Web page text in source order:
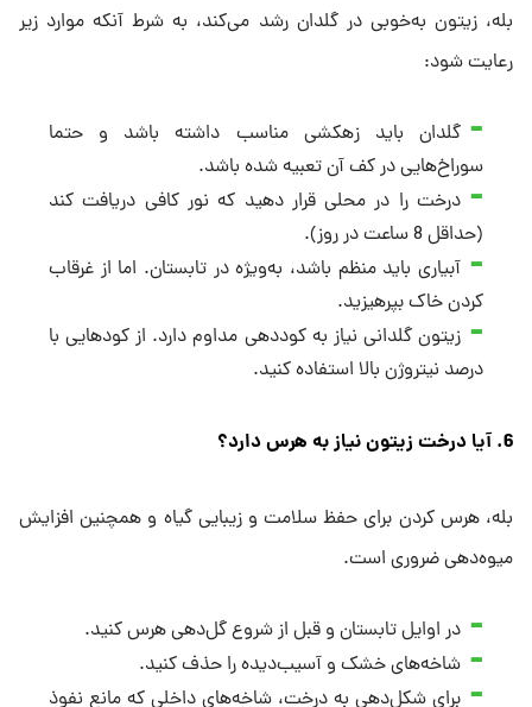
بله، زیتون به‌خوبی در گلدان رشد می‌کند، به شرط آنکه موارد زیر
رعایت شود:
گلدان باید زهکشی مناسب داشته باشد و حتما
سوراخ‌هایی در کف آن تعبیه شده باشد.
درخت را در محلی قرار دهید که نور کافی دریافت کند
(حداقل 8 ساعت در روز).
آبیاری باید منظم باشد، به‌ویژه در تابستان. اما از غرقاب
کردن خاک بپرهیزید.
زیتون گلدانی نیاز به کوددهی مداوم دارد. از کودهایی با
درصد نیتروژن بالا استفاده کنید.
6. آیا درخت زیتون نیاز به هرس دارد؟
بله، هرس کردن برای حفظ سلامت و زیبایی گیاه و همچنین افزایش
میوه‌دهی ضروری است.
در اوایل تابستان و قبل از شروع گل‌دهی هرس کنید.
شاخه‌های خشک و آسیب‌دیده را حذف کنید.
برای شکل‌دهی به درخت، شاخه‌های داخلی که مانع نفوذ